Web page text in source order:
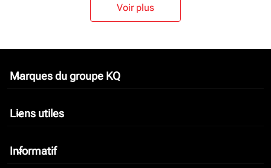
Voir plus
Marques du groupe KQ
keyboard_arrow_down
Liens utiles
keyboard_arrow_down
Informatif
keyboard_arrow_down